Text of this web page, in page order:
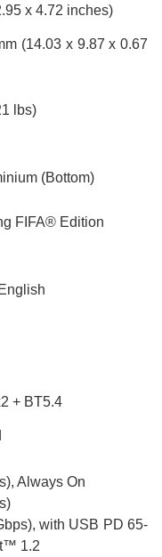
x 4.72 inches)
(14.03 x 9.87 x 0.67
lbs)
(Bottom)
FIFA® Edition
+ BT5.4
Always On
with USB PD 65-
1.2